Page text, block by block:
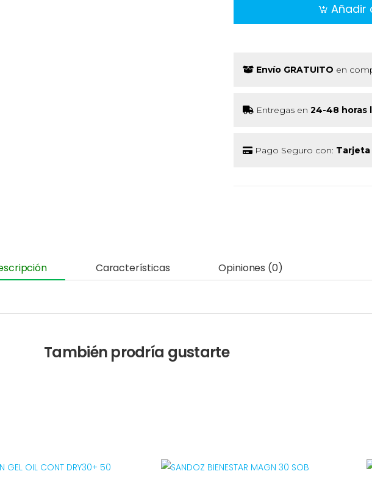
Añadir
Envío GRATUITO en
Entregas en 24-48 horas
Pago Seguro con: Tarjeta
Características Opiniones (0)
También prodría gustarte